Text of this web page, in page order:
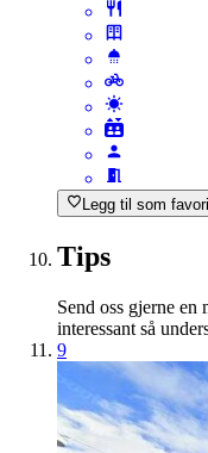
Legg til som
Tips
Send oss gjerne
interessant så
9